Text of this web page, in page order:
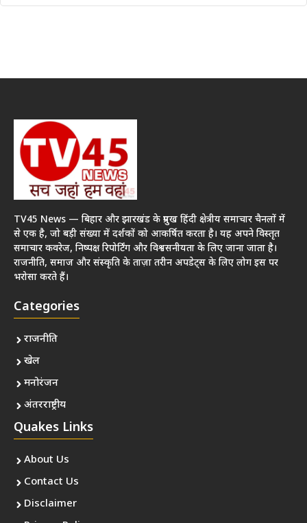
TV45 News — बिहार और झारखंड के प्रमुख हिंदी क्षेत्रीय समाचार चैनलों में
से एक है, जो बड़ी संख्या में दर्शकों को आकर्षित करता है। यह अपने विस्तृत
समाचार कवरेज, निष्पक्ष रिपोर्टिंग और विश्वसनीयता के लिए जाना जाता है।
राजनीति, समाज और संस्कृति के ताज़ा तरीन अपडेट्स के लिए लोग इस पर
भरोसा करते हैं।
Categories
राजनीति
खेल
मनोरंजन
अंतरराष्ट्रीय
Quakes Links
About Us
Contact Us
Disclaimer